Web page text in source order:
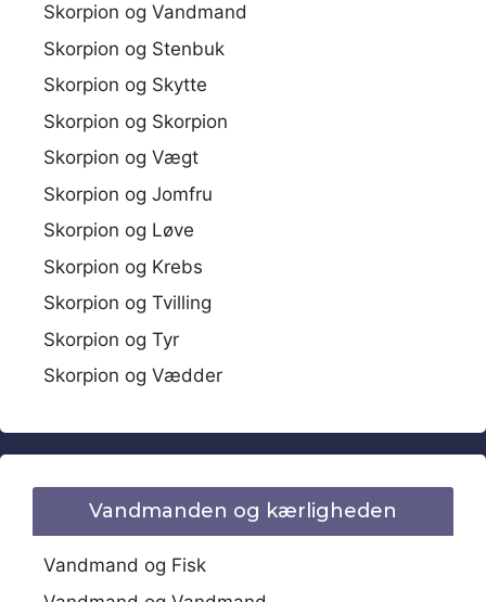
Skorpion og Vandmand
Skorpion og Stenbuk
Skorpion og Skytte
Skorpion og Skorpion
Skorpion og Vægt
Skorpion og Jomfru
Skorpion og Løve
Skorpion og Krebs
Skorpion og Tvilling
Skorpion og Tyr
Skorpion og Vædder
Vandmanden og kærligheden
Vandmand og Fisk